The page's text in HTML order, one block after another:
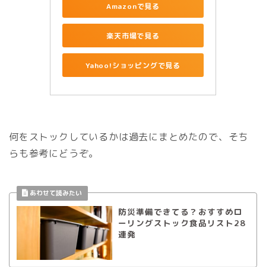
Amazonで見る
楽天市場で見る
Yahoo!ショッピングで見る
何をストックしているかは過去にまとめたので、そち
らも参考にどうぞ。
防災準備できてる？おすすめロ
ーリングストック食品リスト28
連発